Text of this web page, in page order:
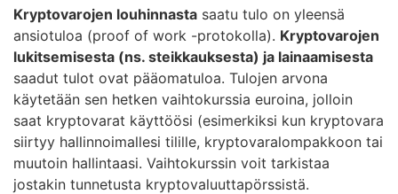
Kryptovarojen louhinnasta saatu tulo on yleensä
ansiotuloa (proof of work -protokolla). Kryptovarojen
lukitsemisesta (ns. steikkauksesta) ja lainaamisesta
saadut tulot ovat pääomatuloa. Tulojen arvona
käytetään sen hetken vaihtokurssia euroina, jolloin
saat kryptovarat käyttöösi (esimerkiksi kun kryptovara
siirtyy hallinnoimallesi tilille, kryptovaralompakkoon tai
muutoin hallintaasi. Vaihtokurssin voit tarkistaa
jostakin tunnetusta kryptovaluuttapörssistä.